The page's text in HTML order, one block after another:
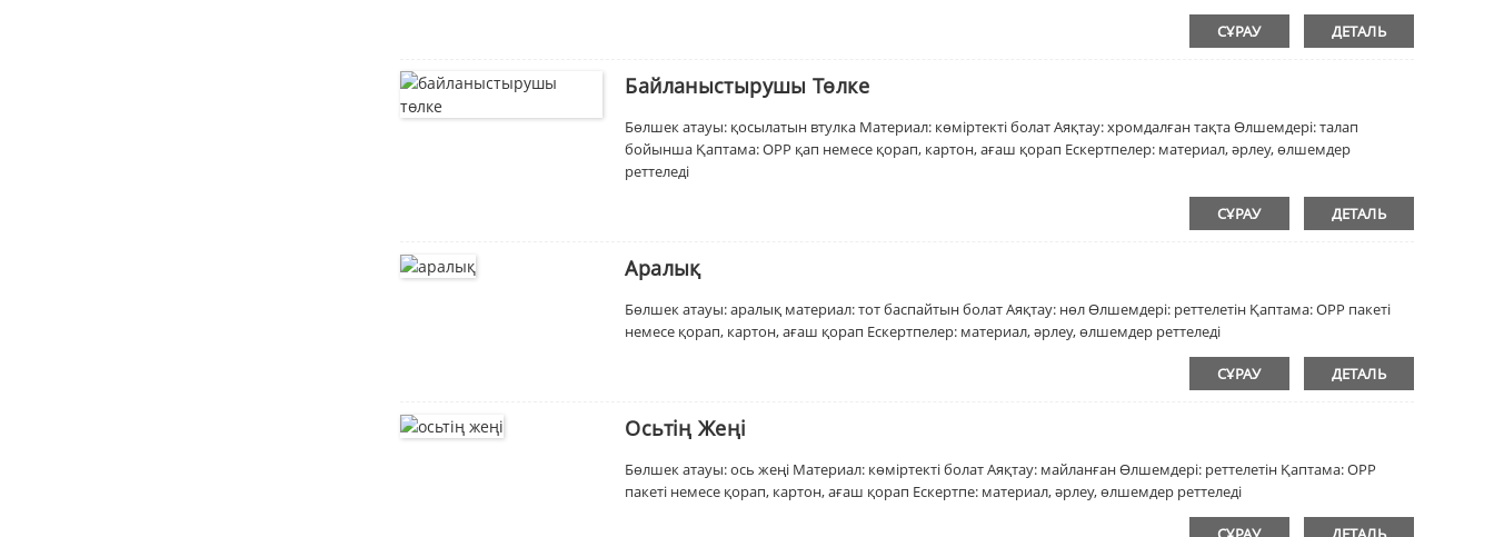
СҰРАУ ДЕТАЛЬ
Байланыстырушы Төлке
Бөлшек атауы: қосылатын втулка Материал: көміртекті болат Аяқтау: хромдалған тақта Өлшемдері: талап
бойынша Қаптама: OPP қап немесе қорап, картон, ағаш қорап Ескертпелер: материал, әрлеу, өлшемдер
реттеледі
СҰРАУ ДЕТАЛЬ
Аралық
Бөлшек атауы: аралық материал: тот баспайтын болат Аяқтау: нөл Өлшемдері: реттелетін Қаптама: OPP пакеті
немесе қорап, картон, ағаш қорап Ескертпелер: материал, әрлеу, өлшемдер реттеледі
СҰРАУ ДЕТАЛЬ
Осьтің Жеңі
Бөлшек атауы: ось жеңі Материал: көміртекті болат Аяқтау: майланған Өлшемдері: реттелетін Қаптама: OPP
пакеті немесе қорап, картон, ағаш қорап Ескертпе: материал, әрлеу, өлшемдер реттеледі